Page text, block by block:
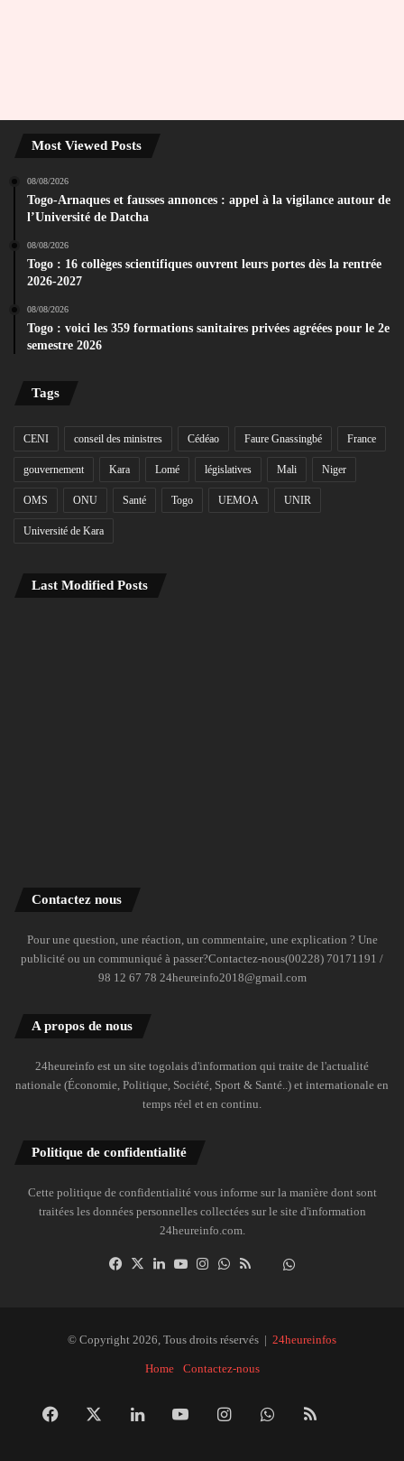
Most Viewed Posts
08/08/2026
Togo-Arnaques et fausses annonces : appel à la vigilance autour de
l’Université de Datcha
08/08/2026
Togo : 16 collèges scientifiques ouvrent leurs portes dès la rentrée
2026-2027
08/08/2026
Togo : voici les 359 formations sanitaires privées agréées pour le 2e
semestre 2026
Tags
CENI conseil des ministres Cédéao Faure Gnassingbé France
gouvernement Kara Lomé législatives Mali Niger
OMS ONU Santé Togo UEMOA UNIR
Université de Kara
Last Modified Posts
Contactez nous
Pour une question, une réaction, un commentaire, une explication ? Une
publicité ou un communiqué à passer?Contactez-nous(00228) 70171191 /
98 12 67 78 24heureinfo2018@gmail.com
A propos de nous
24heureinfo est un site togolais d'information qui traite de l'actualité
nationale (Économie, Politique, Société, Sport & Santé..) et internationale en
temps réel et en continu.
Politique de confidentialité
Cette politique de confidentialité vous informe sur la manière dont sont
traitées les données personnelles collectées sur le site d'information
24heureinfo.com.
Facebook
X LinkedinYouTubeInstagramWhatsAppDailymotion
© Copyright 2026, Tous droits réservés | 24heureinfos
Home Contactez-nous
Facebook LinkedinYouTubeInstagramWhatsApp
RSS